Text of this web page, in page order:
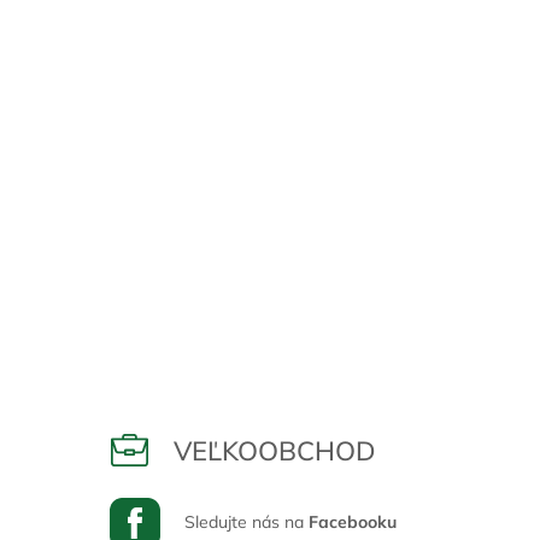
VEĽKOOBCHOD
Sledujte nás na Facebooku